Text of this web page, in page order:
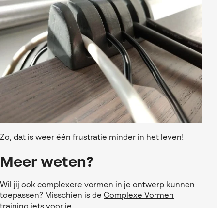
Zo, dat is weer één frustratie minder in het leven!
Meer weten?
Wil jij ook complexere vormen in je ontwerp kunnen
toepassen? Misschien is de Complexe Vormen
training iets voor je.